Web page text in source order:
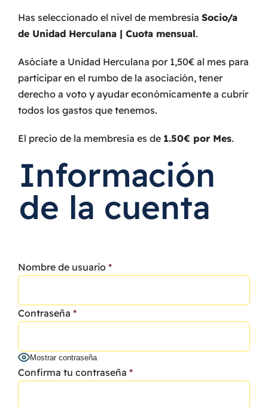
Acceso asociados
El blog de Unidad Herculana
Preguntas frecuentes
Has seleccionado el nivel de membresía Socio/a
de Unidad Herculana | Cuota mensual.
Asóciate a Unidad Herculana por 1,50€ al mes para
participar en el rumbo de la asociación, tener
derecho a voto y ayudar económicamente a cubrir
todos los gastos que tenemos.
El precio de la membresía es de 1.50€ por Mes.
Información
de la cuenta
Nombre de usuario *
Contraseña *
Mostrar contraseña
Confirma tu contraseña *